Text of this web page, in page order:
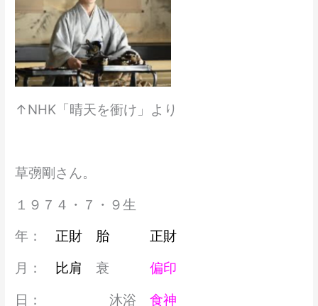
↑NHK「晴天を衝け」より
草彅剛さん。
１９７４・７・９生
年： 正財 胎 正財
月：
比肩 衰偏印
日： 沐浴食神